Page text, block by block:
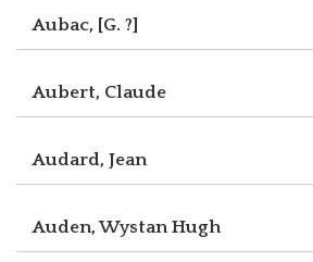
Aubac, [G. ?]
Aubert, Claude
Audard, Jean
Auden, Wystan Hugh